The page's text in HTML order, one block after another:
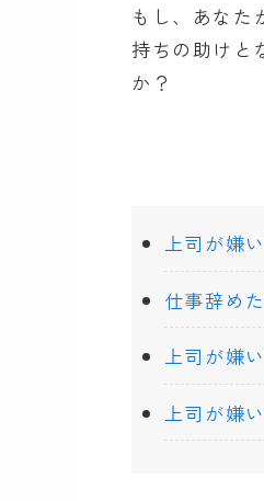
もし、あなた
持ちの助けと
か？
上司が嫌
仕事辞め
上司が嫌
上司が嫌